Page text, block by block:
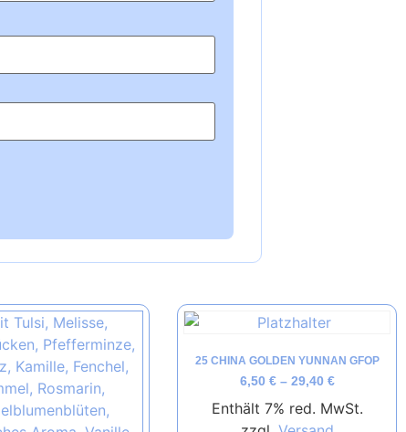
25 CHINA GOLDEN YUNNAN GFOP
6,50 € – 29,40 €
Enthält 7% red. MwSt.